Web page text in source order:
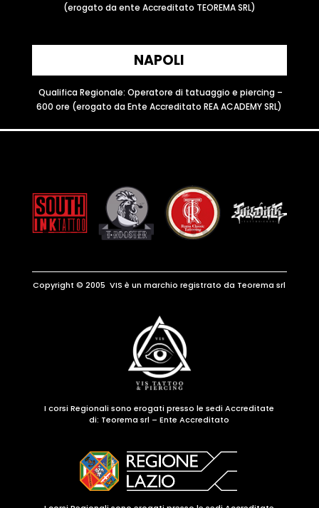
(erogato da ente Accreditato TEOREMA SRL)
NAPOLI
Qualifica Regionale: Operatore di tatuaggio e piercing –
600 ore (erogato da Ente Accreditato REA ACADEMY SRL)
Copyright © 2005 VIS è un marchio registrato da Teorema srl
I corsi Regionali sono erogati presso le sedi Accreditate
di: Teorema srl – Ente Accreditato